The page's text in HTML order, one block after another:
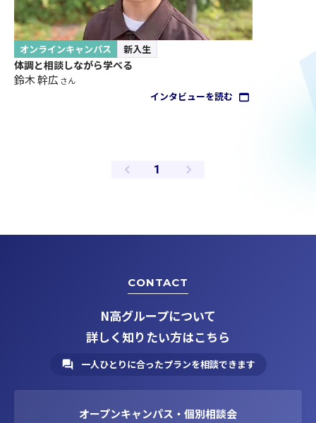
オンラインキャンパス 新入生
体調と相談しながら学べる
鈴木 幹広 さん
インタビューを読む
1
ペ
CONTACT
N高グループについて
詳しく知りたい方はこちら
一人ひとりに合ったプランを相談できます
オープンキャンパス・個別相談会